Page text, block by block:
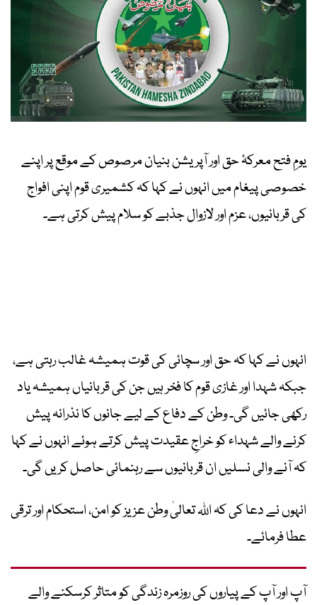
یومِ فتح معرکۂ حق اور آپریشن بنیان مرصوص کے موقع پر اپنے
خصوصی پیغام میں انہوں نے کہا کہ کشمیری قوم اپنی افواج
کی قربانیوں، عزم اور لازوال جذبے کو سلام پیش کرتی ہے۔
انہوں نے کہا کہ حق اور سچائی کی قوت ہمیشہ غالب رہتی ہے،
جبکہ شہدا اور غازی قوم کا فخر ہیں جن کی قربانیاں ہمیشہ یاد
رکھی جائیں گی۔ وطن کے دفاع کے لیے جانوں کا نذرانہ پیش
کرنے والے شہداء کو خراجِ عقیدت پیش کرتے ہوئے انہوں نے کہا
کہ آنے والی نسلیں ان قربانیوں سے رہنمائی حاصل کریں گی۔
انہوں نے دعا کی کہ اللہ تعالیٰ وطن عزیز کو امن، استحکام اور ترقی
عطا فرمائے۔
آپ اور آپ کے پیاروں کی روزمرہ زندگی کو متاثر کرسکنے والے